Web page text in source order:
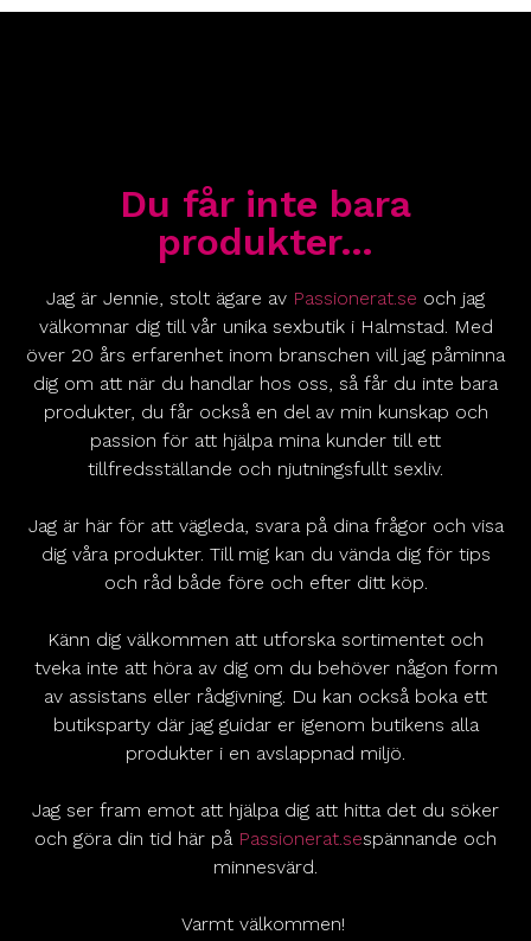
Du får inte bara
produkter…
Jag är Jennie, stolt ägare av Passionerat.se och jag
välkomnar dig till vår unika sexbutik i Halmstad. Med
över 20 års erfarenhet inom branschen vill jag påminna
dig om att när du handlar hos oss, så får du inte bara
produkter, du får också en del av min kunskap och
passion för att hjälpa mina kunder till ett
tillfredsställande och njutningsfullt sexliv.
Jag är här för att vägleda, svara på dina frågor och visa
dig våra produkter. Till mig kan du vända dig för tips
och råd både före och efter ditt köp.
Känn dig välkommen att utforska sortimentet och
tveka inte att höra av dig om du behöver någon form
av assistans eller rådgivning. Du kan också boka ett
butiksparty där jag guidar er igenom butikens alla
produkter i en avslappnad miljö.
Jag ser fram emot att hjälpa dig att hitta det du söker
och göra din tid här på Passionerat.sespännande och
minnesvärd.
Varmt välkommen!